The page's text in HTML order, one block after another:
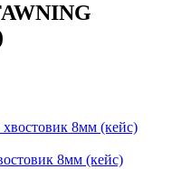
8мм (кейс)